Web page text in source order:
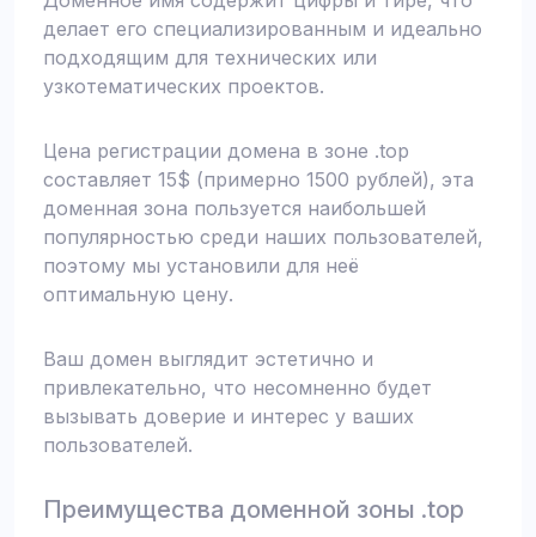
делает его специализированным и идеально
подходящим для технических или
узкотематических проектов.
Цена регистрации домена в зоне .top
составляет 15$ (примерно 1500 рублей), эта
доменная зона пользуется наибольшей
популярностью среди наших пользователей,
поэтому мы установили для неё
оптимальную цену.
Ваш домен выглядит эстетично и
привлекательно, что несомненно будет
вызывать доверие и интерес у ваших
пользователей.
Преимущества доменной зоны .top